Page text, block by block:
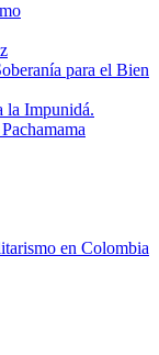
para el Bien
la Impunidá.
en Colombia